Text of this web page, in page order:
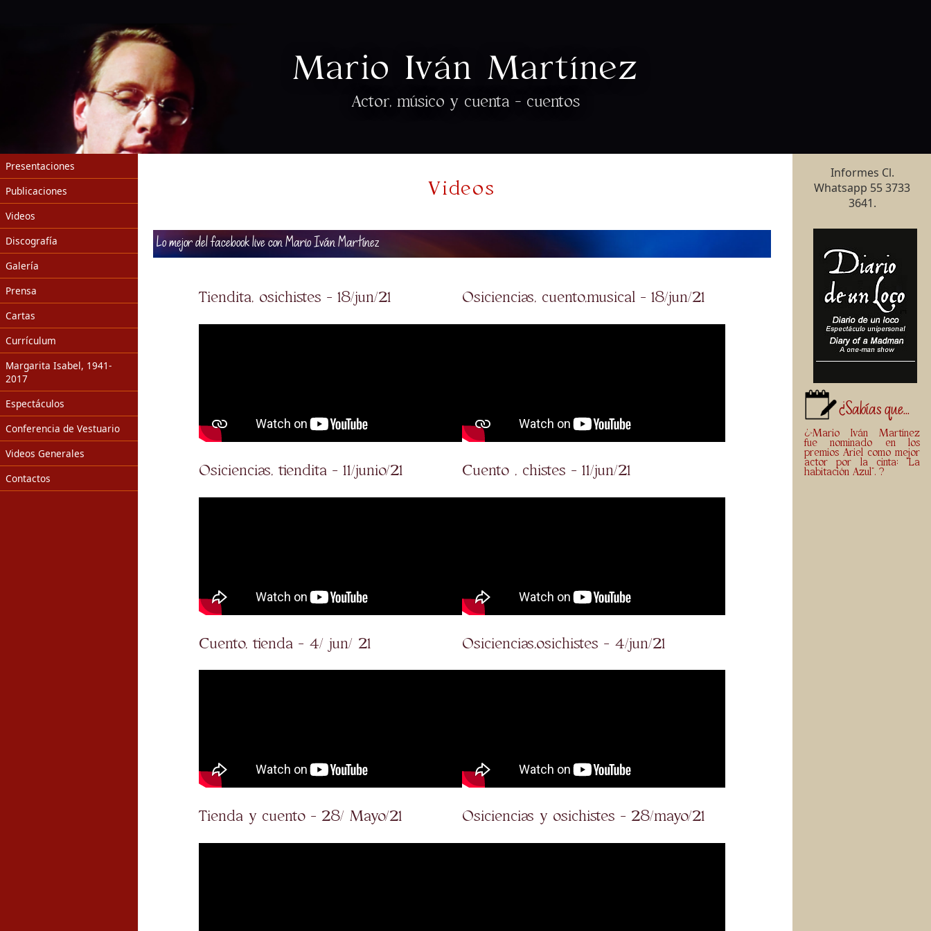
Mario Iván Martínez
Actor, músico y cuenta - cuentos
Presentaciones
Publicaciones
Videos
Discografía
Galería
Prensa
Cartas
Currículum
Margarita Isabel, 1941-
2017
Espectáculos
Conferencia de Vestuario
Videos Generales
Contactos
Videos
Lo mejor del facebook live con Mario Iván Martínez
Tiendita, osichistes - 18/jun/21 Osiciencias, cuento,musical - 18/jun/21
Osiciencias, tiendita - 11/junio/21 Cuento , chistes - 11/jun/21
Cuento, tienda - 4/ jun/ 21 Osiciencias,osichistes - 4/jun/21
Tienda y cuento - 28/ Mayo/21 Osiciencias y osichistes - 28/mayo/21
Informes Cl.
Whatsapp 55 3733
3641.
¿Sabías que...
¿>Mario Iván Martínez
fue nominado en los
premios Ariel como mejor
actor por la cinta: "La
habitación Azul". ?